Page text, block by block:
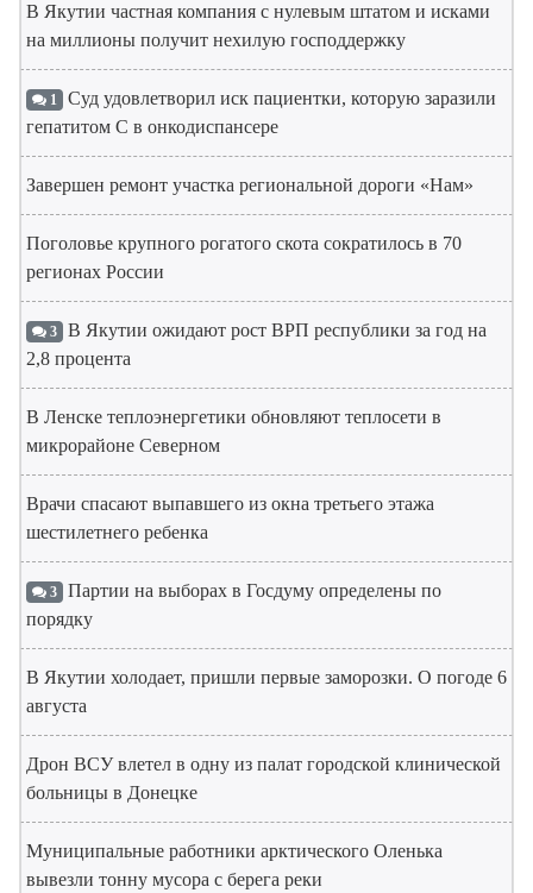
В Якутии частная компания с нулевым штатом и исками
на миллионы получит нехилую господдержку
1 Суд удовлетворил иск пациентки, которую заразили
гепатитом С в онкодиспансере
Завершен ремонт участка региональной дороги «Нам»
Поголовье крупного рогатого скота сократилось в 70
регионах России
3 В Якутии ожидают рост ВРП республики за год на
2,8 процента
В Ленске теплоэнергетики обновляют теплосети в
микрорайоне Северном
Врачи спасают выпавшего из окна третьего этажа
шестилетнего ребенка
3 Партии на выборах в Госдуму определены по
порядку
В Якутии холодает, пришли первые заморозки. О погоде 6
августа
Дрон ВСУ влетел в одну из палат городской клинической
больницы в Донецке
Муниципальные работники арктического Оленька
вывезли тонну мусора с берега реки